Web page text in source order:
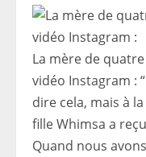
La mère de
vidéo Instagram :
dire cela, mais à
fille Whimsa a
Quand nous